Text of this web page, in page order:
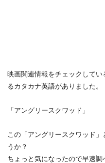
映画関連情報をチェックして
るカタカナ英語がありました。
「アングリースクワッド」
この「アングリースクワッド
うか？
ちょっと気になったので早速調